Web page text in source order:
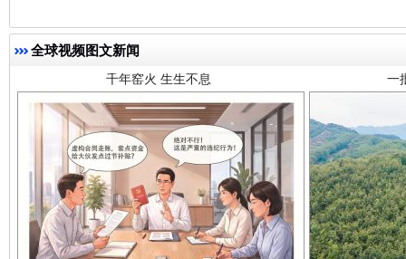
全球视频图文新闻
揭开“小金库”的免责幌子